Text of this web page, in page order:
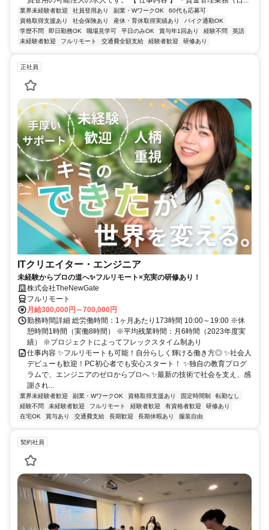
業界未経験者歓迎 社員登用あり 副業・WワークOK
60代も応募可
資格取得支援あり
社会保険あり 産休・育休取得実績あり
バイク通勤OK
学歴不問
即日勤務OK 職場見学可 平日のみOK 賞与年1回あり 経験不問
英語
未経験者歓迎
フルリモート 交通費全額支給 経験者歓迎 研修あり
正社員
ITクリエイター・エンジニア
未経験からプロの道へ✨フルリモート×充実の研修あり！
株式会社TheNewGate
フルリモート
月給300,000円～700,000円
勤務時間詳細 総労働時間：1ヶ月あたり173時間 10:00～19:00 ※休
憩時間1時間（実働8時間） ※平均残業時間：月6時間（2023年度実
績） ※プロジェクトによってフレックスタイム制あり
仕事内容 ✨フルリモートも可能！自分らしく輝ける働き方◎ ✨社会人
デビューも歓迎！PC初心者でも安心スタート！ ✨独自の教育プログ
ラムで、エンジニアのゼロからプロへ ✨最新の技術で社会を支え、感
謝され...
業界未経験者歓迎 副業・WワークOK 資格取得支援あり 固定時間制
転勤なし
経験不問
未経験者歓迎 フルリモート 経験者歓迎 有資格者歓迎
研修あり
在宅OK
賞与あり 交通費支給 長期歓迎 長期休暇あり 服装自由
契約社員